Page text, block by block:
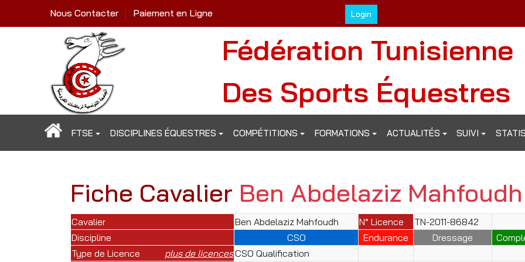
Login
Nous Contacter Paiement en Ligne
Fédération Tunisienne
Des Sports Équestres
FTSE DISCIPLINES ÉQUESTRES COMPÉTITIONS FORMATIONS ACTUALITÉS SUIVI
Fiche Cavalier Ben Abdelaziz Mahfoudh
Cavalier Ben Abdelaziz Mahfoudh N° Licence
TN-2011-86842
Discipline
CSO Endurance Dressage
Type de Licence
plus de licencesCSO Qualification